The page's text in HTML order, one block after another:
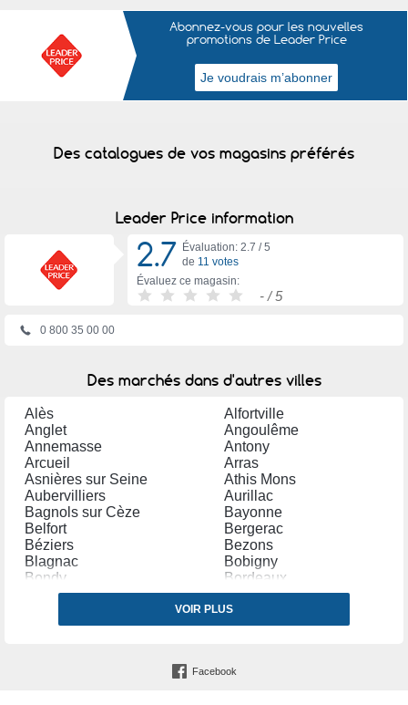
Abonnez-vous pour les nouvelles
promotions de Leader Price
Des catalogues de vos magasins préférés
Leader Price information
2.7 Évaluation: 2.7 /5
de 11 votes
Évaluez ce magasin:
- / 5
0 800 35 00 00
Des marchés dans d'autres villes
Alès
Alfortville
Anglet
Angoulême
Annemasse
Antony
Arcueil
Arras
Asnières sur Seine
Athis Mons
Aubervilliers
Aurillac
Bagnols sur Cèze
Bayonne
Belfort
Bergerac
Béziers
Bezons
Blagnac
Bobigny
Bondy
Bordeaux
Bourg en Bresse
Bourges
Brive la Gaillarde
Cannes
Champigny sur Marne
VOIR PLUS
Facebook